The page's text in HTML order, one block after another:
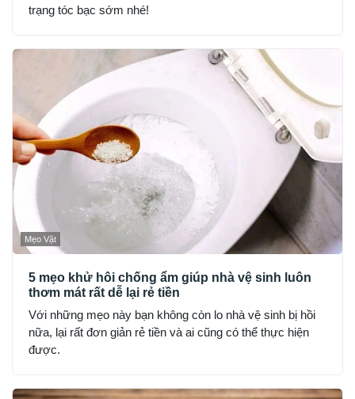
trạng tóc bạc sớm nhé!
Mẹo Vặt
5 mẹo khử hôi chống ẩm giúp nhà vệ sinh luôn
thơm mát rất dễ lại rẻ tiền
Với những mẹo này bạn không còn lo nhà vệ sinh bị hồi
nữa, lại rất đơn giản rẻ tiền và ai cũng có thể thực hiện
được.